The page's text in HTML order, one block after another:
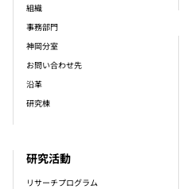
組織
事務部門
神岡分室
お問い合わせ先
沿革
研究棟
研究活動
リサーチプログラム